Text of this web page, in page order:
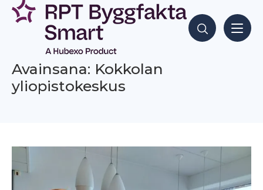
Siirry
sisältöön
Hae sisältöjä
Avainsana: Kokkolan
yliopistokeskus